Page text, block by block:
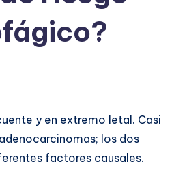
y en extremo letal. Casi
los dos
factores causales.